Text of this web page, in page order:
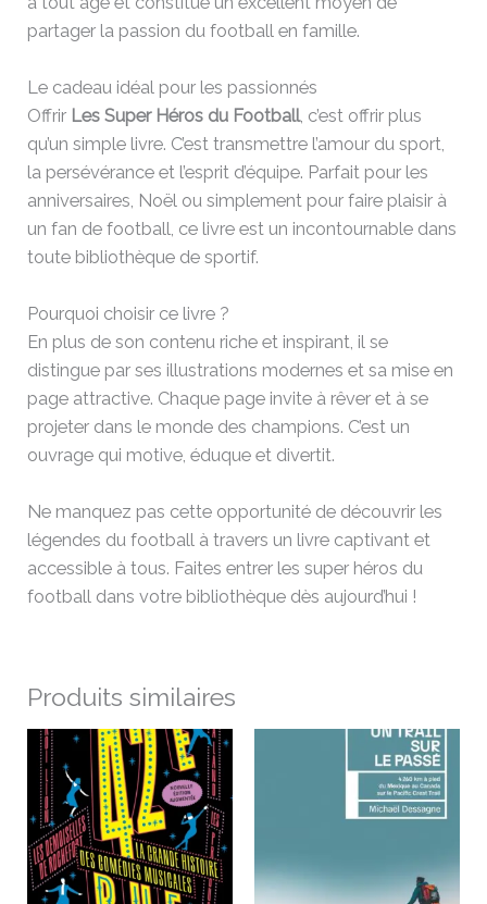
partager la passion du football en famille.
Le cadeau idéal pour les passionnés
Offrir Les Super Héros du Football, c’est offrir plus
qu’un simple livre. C’est transmettre l’amour du sport,
la persévérance et l’esprit d’équipe. Parfait pour les
anniversaires, Noël ou simplement pour faire plaisir à
un fan de football, ce livre est un incontournable dans
toute bibliothèque de sportif.
Pourquoi choisir ce livre ?
En plus de son contenu riche et inspirant, il se
distingue par ses illustrations modernes et sa mise en
page attractive. Chaque page invite à rêver et à se
projeter dans le monde des champions. C’est un
ouvrage qui motive, éduque et divertit.
Ne manquez pas cette opportunité de découvrir les
légendes du football à travers un livre captivant et
accessible à tous. Faites entrer les super héros du
football dans votre bibliothèque dès aujourd’hui !
Produits similaires